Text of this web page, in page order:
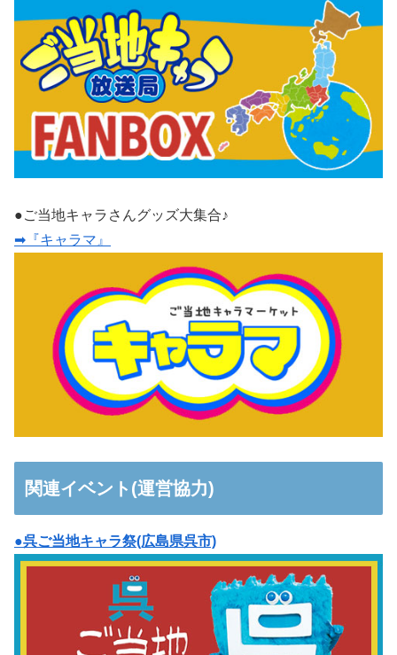
●ご当地キャラさんグッズ大集合♪
➡『キャラマ』
関連イベント(運営協力)
●呉ご当地キャラ祭(広島県呉市)